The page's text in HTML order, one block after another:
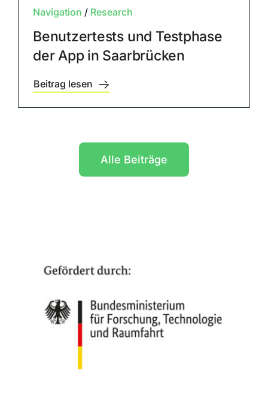
Navigation / Research
Benutzertests und Testphase
der App in Saarbrücken
Beitrag lesen
Alle Beiträge